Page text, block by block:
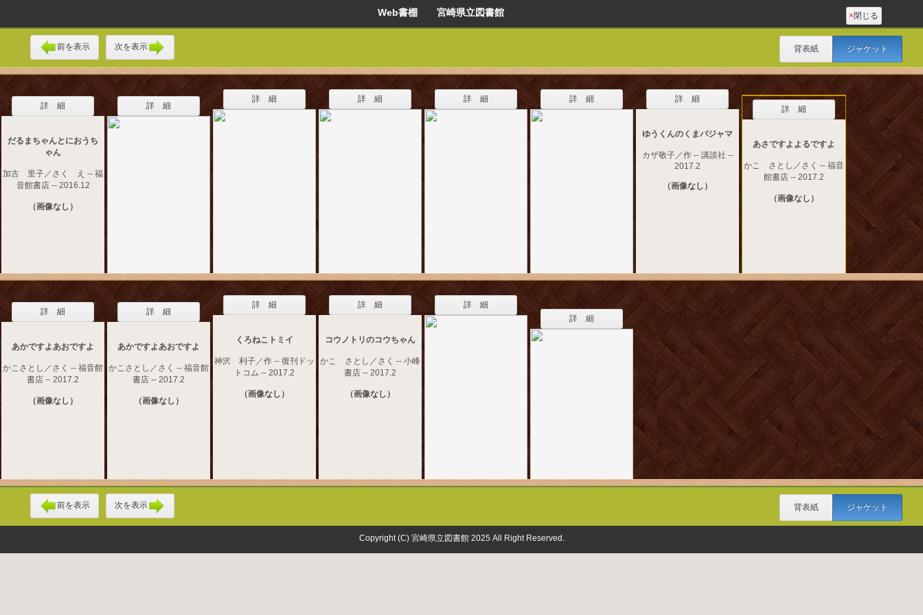
Web書棚 宮崎県立図書館 ×閉じる
前を表示 次を表示 背表紙 ジャケット
詳 細
だるまちゃんとにおうち
ゃん
加古 里子／さく え -- 福
音館書店 -- 2016.12
（画像なし）
詳 細
詳 細 詳 細 詳 細 詳 細 詳 細
ゆうくんのくまパジャマ
カザ敬子／作 -- 講談社 --
2017.2
（画像なし）
詳 細
あさですよよるですよ
かこ さとし／さく -- 福音
館書店 -- 2017.2
（画像なし）
詳 細
あかですよあおですよ
かこさとし／さく -- 福音館
書店 -- 2017.2
（画像なし）
詳 細
あかですよあおですよ
かこさとし／さく -- 福音館
書店 -- 2017.2
（画像なし）
詳 細
くろねこトミイ
神沢 利子／作 -- 復刊ドッ
トコム -- 2017.2
（画像なし）
詳 細
コウノトリのコウちゃん
かこ さとし／さく -- 小峰
書店 -- 2017.2
（画像なし）
詳 細
詳 細
前を表示 次を表示 背表紙 ジャケット
Copyright (C) 宮崎県立図書館 2025 All Right Reserved.